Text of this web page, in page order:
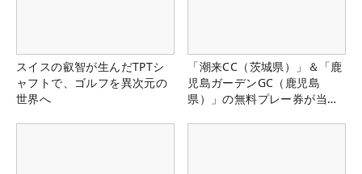
スイスの叡智が生んだTPTシ
ャフトで、ゴルフを異次元の
世界へ
「潮来CC（茨城県）」＆「鹿
児島ガーデンGC（鹿児島
県）」の無料プレー券が当た